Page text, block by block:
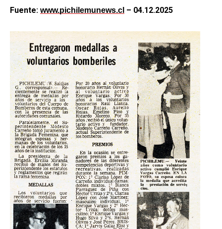
Fuente: www.pichilemunews.cl – 04.12.2025